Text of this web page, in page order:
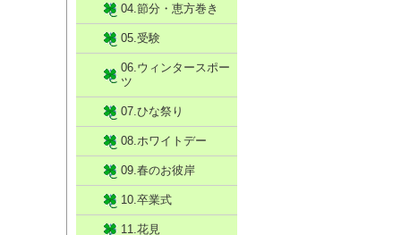
04.節分・恵方巻き
05.受験
06.ウィンタースポー
ツ
07.ひな祭り
08.ホワイトデー
09.春のお彼岸
10.卒業式
11.花見